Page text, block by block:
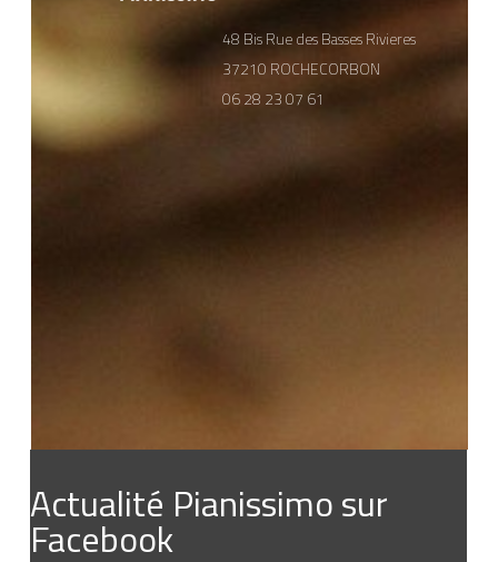
48 Bis Rue des Basses Rivieres
37210 ROCHECORBON
06 28 23 07 61
Actualité Pianissimo sur
Facebook